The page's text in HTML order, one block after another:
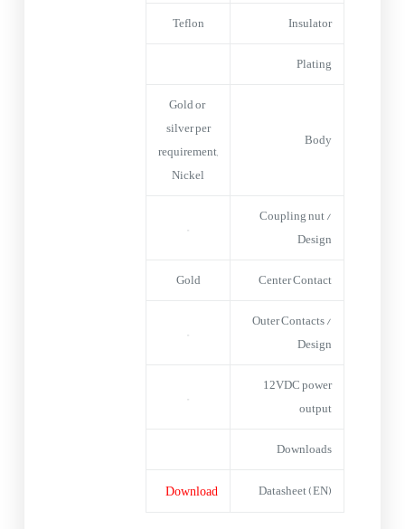
Insulator
Teflon
Plating
Body
Gold or
silver per
requirement,
Nickel
Coupling nut /
Design
–
Center Contact
Gold
Outer Contacts /
Design
–
12VDC power
output
–
Downloads
Datasheet (EN)
Download